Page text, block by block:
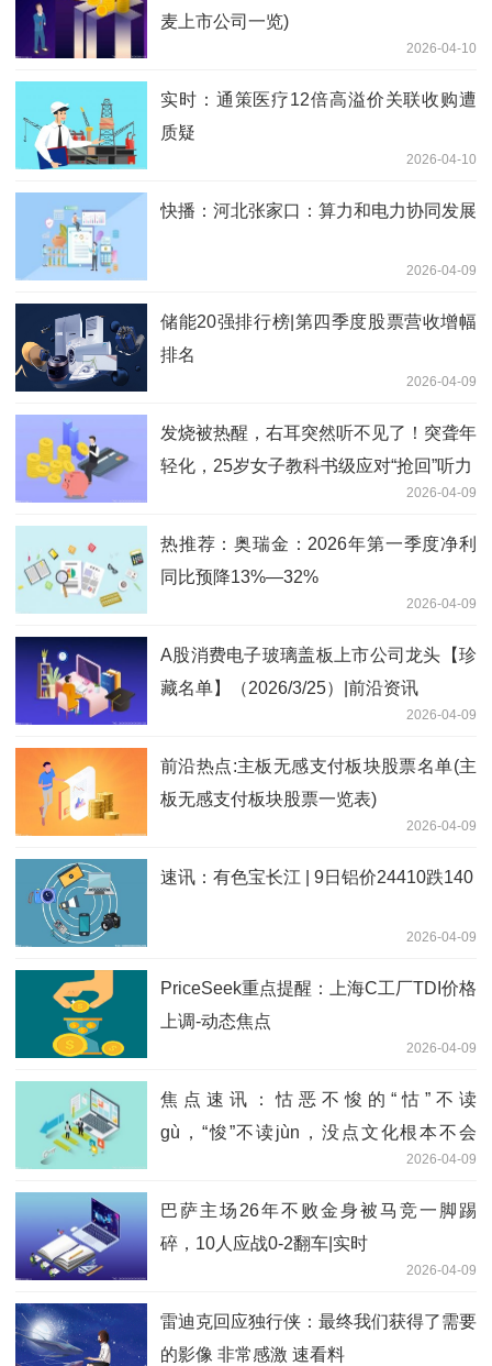
麦上市公司一览)
2026-04-10
实时：通策医疗12倍高溢价关联收购遭
质疑
2026-04-10
快播：河北张家口：算力和电力协同发展
2026-04-09
储能20强排行榜|第四季度股票营收增幅
排名
2026-04-09
发烧被热醒，右耳突然听不见了！突聋年
轻化，25岁女子教科书级应对“抢回”听力
2026-04-09
热推荐：奥瑞金：2026年第一季度净利
同比预降13%—32%
2026-04-09
A股消费电子玻璃盖板上市公司龙头【珍
藏名单】（2026/3/25）|前沿资讯
2026-04-09
前沿热点:主板无感支付板块股票名单(主
板无感支付板块股票一览表)
2026-04-09
速讯：有色宝长江 | 9日铝价24410跌140
2026-04-09
PriceSeek重点提醒：上海C工厂TDI价格
上调-动态焦点
2026-04-09
焦点速讯：怙恶不悛的“怙”不读
gù，“悛”不读jùn，没点文化根本不会
2026-04-09
巴萨主场26年不败金身被马竞一脚踢
碎，10人应战0-2翻车|实时
2026-04-09
雷迪克回应独行侠：最终我们获得了需要
的影像 非常感激 速看料